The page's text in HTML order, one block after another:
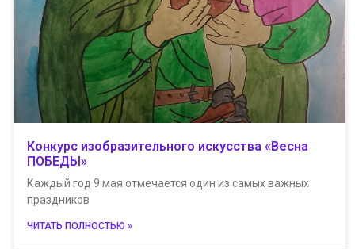
Конкурс изобразительного искусства «Весна
ПОБЕДЫ»
Каждый год 9 мая отмечается один из самых важных
праздников
ЧИТАТЬ ПОЛНОСТЬЮ »